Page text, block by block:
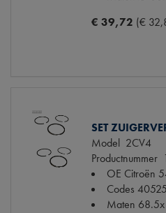
€ 39,72 (€
SET
Model 2CV4
Productnummer
OE Citroën
Codes
Maten